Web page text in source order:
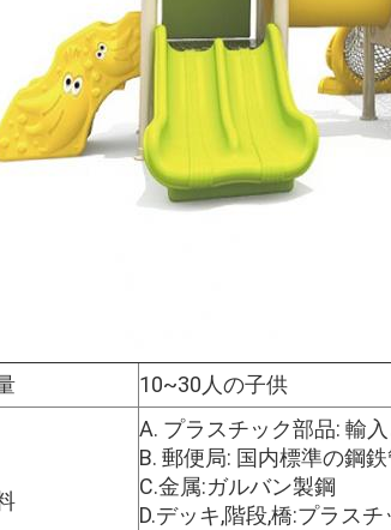
10~30人の子供
A. プラスチック部品: 輸
B. 郵便局: 国内標準の鋼
C.金属:ガルバン製鋼
D.デッキ,階段,橋:プラス